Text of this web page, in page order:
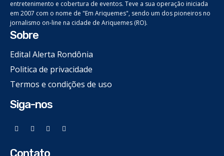
entretenimento e cobertura de eventos. Teve a sua operação iniciada
em 2007 com o nome de "Em Ariquemes", sendo um dos pioneiros no
jornalismo on-line na cidade de Ariquemes (RO).
Sobre
Edital Alerta Rondônia
Politica de privacidade
Termos e condições de uso
Siga-nos
Contato